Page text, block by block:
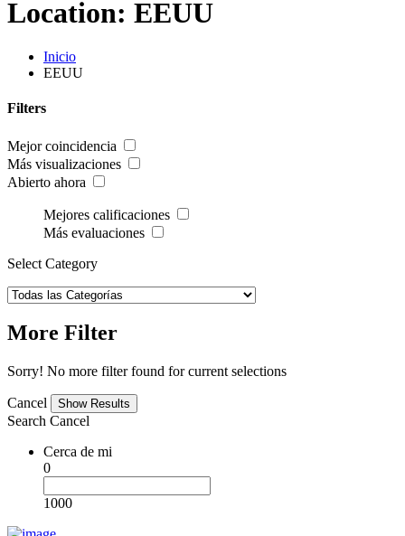
Location: EEUU
Inicio
EEUU
Filters
Mejor coincidencia
Más visualizaciones
Abierto ahora
Mejores calificaciones
Más evaluaciones
Select Category
More Filter
Sorry! No more filter found for current selections
Cancel
Search Cancel
Cerca de mi
0
1000